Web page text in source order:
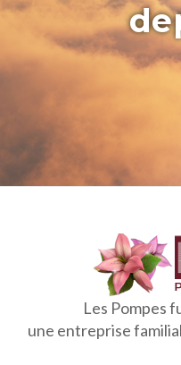
Les Pompes
une entreprise